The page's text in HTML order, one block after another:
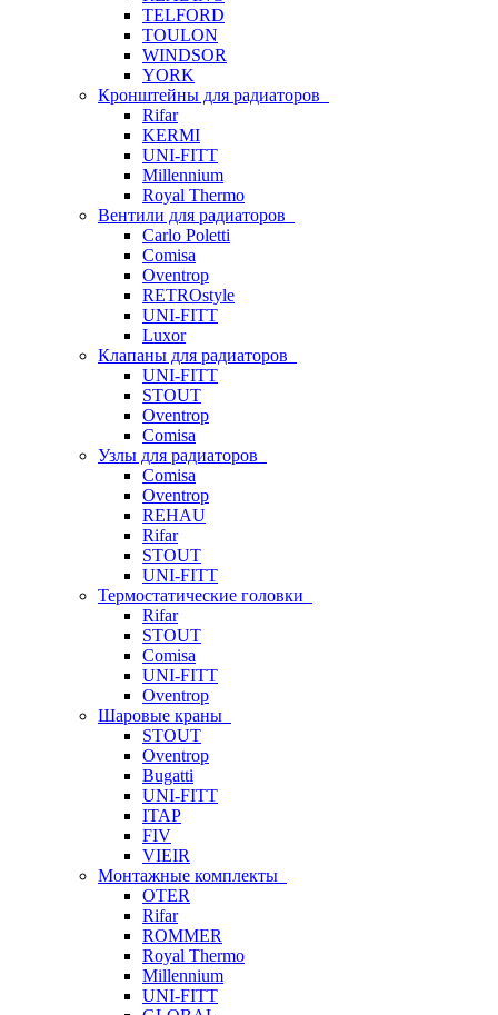
TELFORD
TOULON
WINDSOR
YORK
Кронштейны для радиаторов
Rifar
KERMI
UNI-FITT
Millennium
Royal Thermo
Вентили для радиаторов
Carlo Poletti
Comisa
Oventrop
RETROstyle
UNI-FITT
Luxor
Клапаны для радиаторов
UNI-FITT
STOUT
Oventrop
Comisa
Узлы для радиаторов
Comisa
Oventrop
REHAU
Rifar
STOUT
UNI-FITT
Термостатические головки
Rifar
STOUT
Comisa
UNI-FITT
Oventrop
Шаровые краны
STOUT
Oventrop
Bugatti
UNI-FITT
ITAP
FIV
VIEIR
Монтажные комплекты
OTER
Rifar
ROMMER
Royal Thermo
Millennium
UNI-FITT